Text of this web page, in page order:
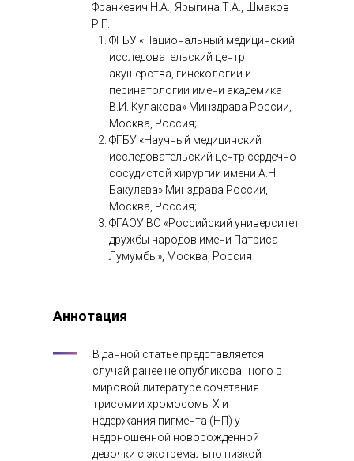
Аннотация
Франкевич Н.А., Ярыгина Т.А., Шмаков
Р.Г.
ФГБУ «Национальный медицинский
исследовательский центр
акушерства, гинекологии и
перинатологии имени академика
В.И. Кулакова» Минздрава России,
Москва, Россия;
ФГБУ «Научный медицинский
исследовательский центр сердечно-
сосудистой хирургии имени А.Н.
Бакулева» Минздрава России,
Москва, Россия;
ФГАОУ ВО «Российский университет
дружбы народов имени Патриса
Лумумбы», Москва, Россия
В данной статье представляется
случай ранее не опубликованного в
мировой литературе сочетания
трисомии хромосомы Х и
недержания пигмента (НП) у
недоношенной новорожденной
девочки с экстремально низкой